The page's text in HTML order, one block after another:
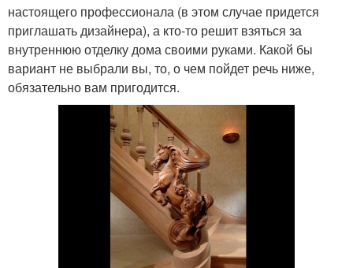
настоящего профессионала (в этом случае придется
приглашать дизайнера), а кто-то решит взяться за
внутреннюю отделку дома своими руками. Какой бы
вариант не выбрали вы, то, о чем пойдет речь ниже,
обязательно вам пригодится.